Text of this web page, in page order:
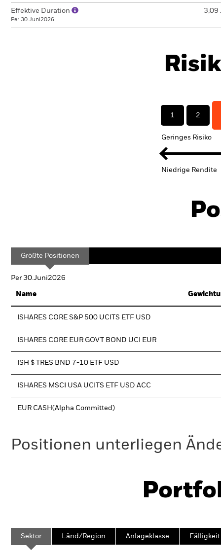
Effektive Duration
Per 30.Juni2026
3,09
1 2
Geringes Risiko
Niedrige Rendite
Größte Positionen
Per 30.Juni2026
Name
ISHARES CORE S&P 500 UCITS ETF USD
ISHARES CORE EUR GOVT BOND UCI EUR
ISH $ TRES BND 7-10 ETF USD
ISHARES MSCI USA UCITS ETF USD ACC
EUR CASH(Alpha Committed)
Positionen unterliegen
Sektor Länd/Region Anlageklasse Fälligkeit